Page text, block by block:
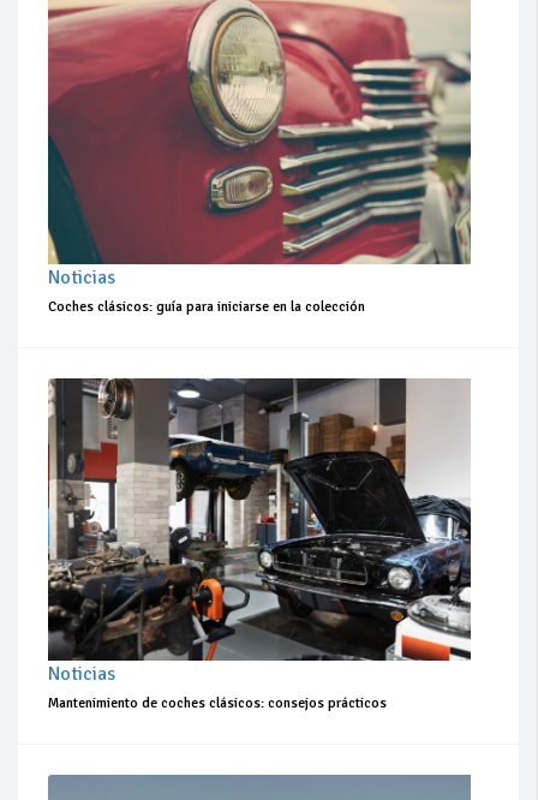
Noticias
Coches clásicos: guía para iniciarse en la colección
Noticias
Mantenimiento de coches clásicos: consejos prácticos